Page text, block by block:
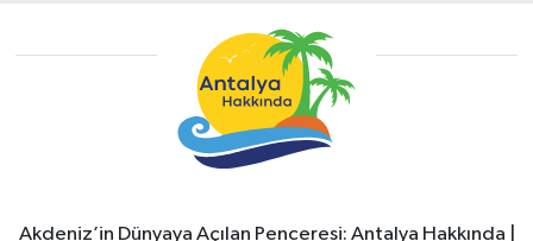
Akdeniz’in Dünyaya Açılan Penceresi: Antalya Hakkında |